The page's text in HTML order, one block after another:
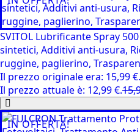
SVITOL Lubrificante Spray
sintetici, Additivi anti-usura,
ruggine, paglierino,
Il prezzo originale era: 15,99 €.
Il prezzo attuale è: 12,99 €.
IN OFFERTA!